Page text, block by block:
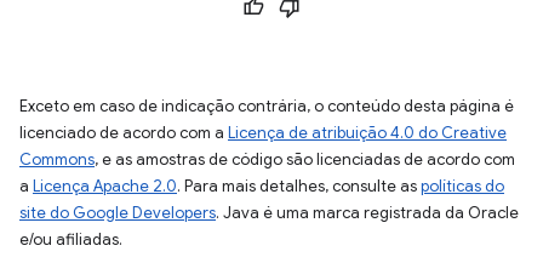
Exceto em caso de indicação contrária, o conteúdo desta página é
licenciado de acordo com a Licença de atribuição 4.0 do Creative
Commons, e as amostras de código são licenciadas de acordo com
a Licença Apache 2.0. Para mais detalhes, consulte aspolíticas do
site do Google Developers. Java é uma marca registrada da Oracle
e/ou afiliadas.